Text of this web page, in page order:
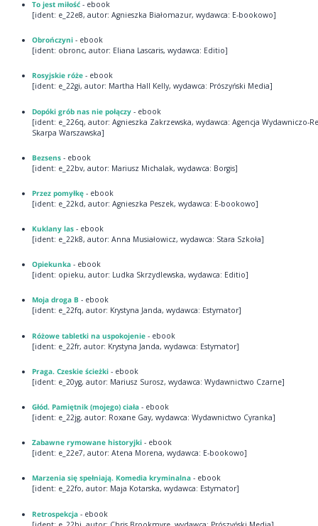
To jest miłość- ebook
[ident: e_22e8, autor: Agnieszka Białomazur, wydawca: E-bookowo]
Obrończyni - ebook
[ident: obronc, autor: Eliana Lascaris, wydawca: Editio]
Rosyjskie róże- ebook
[ident: e_22gi, autor: Martha Hall Kelly, wydawca: Prószyński Media]
Dopóki grób nas nie połączy - ebook
[ident: e_226q, autor: Agnieszka Zakrzewska, wydawca: Agencja Wydawniczo-
Skarpa Warszawska]
Bezsens - ebook
[ident: e_22bv, autor: Mariusz Michalak, wydawca: Borgis]
Przez pomyłkę- ebook
[ident: e_22kd, autor: Agnieszka Peszek, wydawca: E-bookowo]
Kuklany las- ebook
[ident: e_22k8, autor: Anna Musiałowicz, wydawca: Stara Szkoła]
Opiekunka - ebook
[ident: opieku, autor: Ludka Skrzydlewska, wydawca: Editio]
Moja droga B- ebook
[ident: e_22fq, autor: Krystyna Janda, wydawca: Estymator]
Różowe tabletki na uspokojenie - ebook
[ident: e_22fr, autor: Krystyna Janda, wydawca: Estymator]
Praga. Czeskie ścieżki - ebook
[ident: e_20yg, autor: Mariusz Surosz, wydawca: Wydawnictwo Czarne]
Głód. Pamiętnik (mojego) ciała- ebook
[ident: e_22jg, autor: Roxane Gay, wydawca: Wydawnictwo Cyranka]
Zabawne rymowane historyjki - ebook
[ident: e_22e7, autor: Atena Morena, wydawca: E-bookowo]
Marzenia się spełniają. Komedia kryminalna- ebook
[ident: e_22fo, autor: Maja Kotarska, wydawca: Estymator]
Retrospekcja - ebook